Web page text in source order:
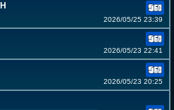
2026/05/25 23:39
2026/05/23 22:41
2026/05/23 20:25